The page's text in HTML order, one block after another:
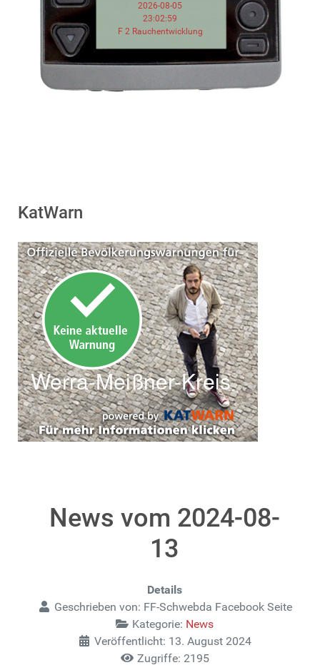
2026-08-05
23:02:59
F 2 Rauchentwicklung
KatWarn
News vom 2024-08-
13
Details
Geschrieben von: FF-Schwebda Facebook Seite
Kategorie: News
Veröffentlicht: 13. August 2024
Zugriffe: 2195